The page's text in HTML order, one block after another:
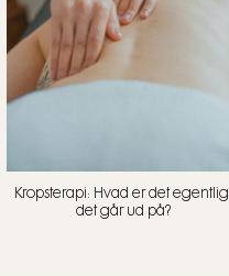
Kropsterapi: Hvad er det egentlig,
det går ud på?